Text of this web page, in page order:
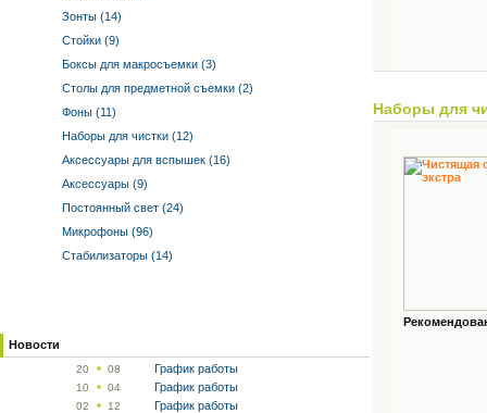
Зонты (14)
Стойки (9)
Боксы для макросъемки (3)
Столы для предметной съемки (2)
Фоны (11)
Наборы для чистки (12)
Аксессуары для вспышек (16)
Аксессуары (9)
Постоянный свет (24)
Микрофоны (96)
Стабилизаторы (14)
Новости
20 08 График работы
10 04 График работы
02 12 График работы
Наборы для